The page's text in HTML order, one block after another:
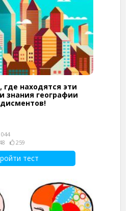
где находятся эти
знания географии
259
тест